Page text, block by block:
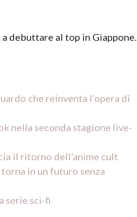
debuttare al top in Giappone.
che reinventa l’opera di
nella seconda stagione live-
il ritorno dell’anime cult
in un futuro senza
serie sci-fi